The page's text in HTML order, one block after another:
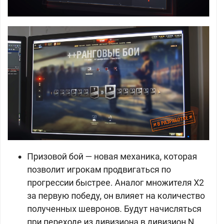
Призовой бой — новая механика, которая
позволит игрокам продвигаться по
прогрессии быстрее. Аналог множителя X2
за первую победу, он влияет на количество
полученных шевронов. Будут начисляться
при переходе из дивизиона в дивизион N